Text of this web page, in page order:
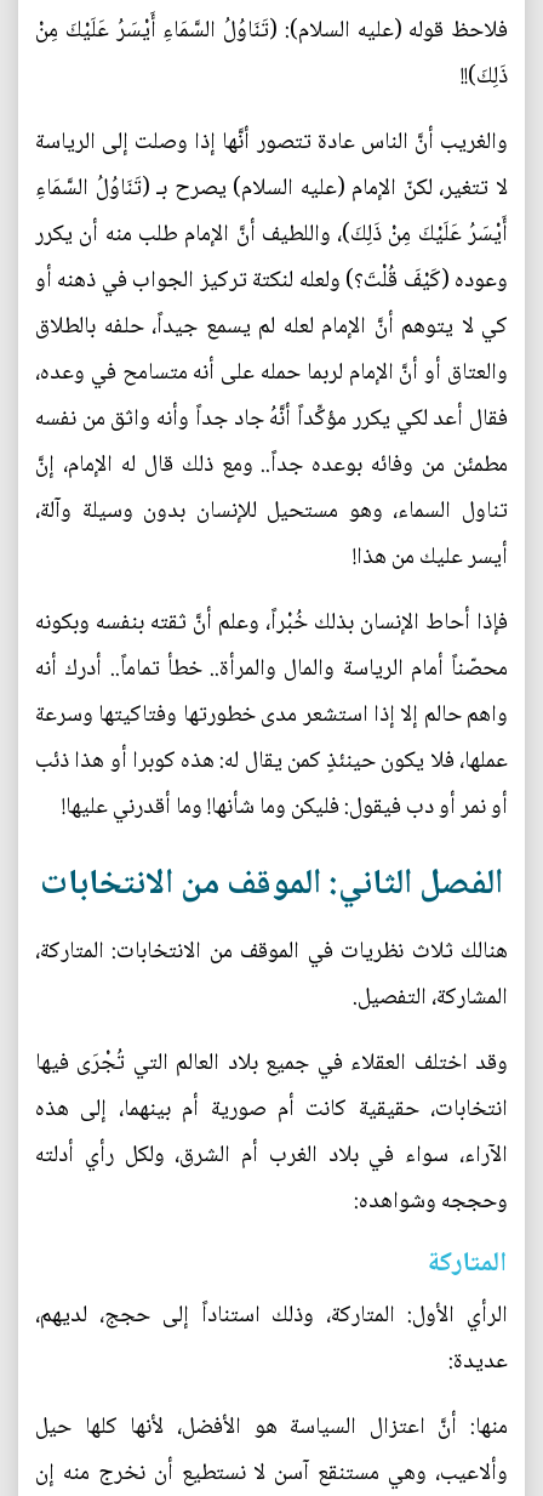
فلاحظ قوله (عليه السلام): (تَنَاوُلُ السَّمَاءِ أَيْسَرُ عَلَيْكَ مِنْ
ذَلِكَ)!!
والغريب أنَّ الناس عادة تتصور أنَّها إذا وصلت إلى الرياسة
لا تتغير، لكنّ الإمام (عليه السلام) يصرح بـ (تَنَاوُلُ السَّمَاءِ
أَيْسَرُ عَلَيْكَ مِنْ ذَلِكَ)، واللطيف أنَّ الإمام طلب منه أن يكرر
وعوده (كَيْفَ قُلْتَ؟) ولعله لنكتة تركيز الجواب في ذهنه أو
كي لا يتوهم أنَّ الإمام لعله لم يسمع جيداً، حلفه بالطلاق
والعتاق أو أنَّ الإمام لربما حمله على أنه متسامح في وعده،
فقال أعد لكي يكرر مؤكِّداً أنَّهُ جاد جداً وأنه واثق من نفسه
مطمئن من وفائه بوعده جداً.. ومع ذلك قال له الإمام، إنَّ
تناول السماء، وهو مستحيل للإنسان بدون وسيلة وآلة،
أيسر عليك من هذا!
فإذا أحاط الإنسان بذلك خُبْراً، وعلم أنَّ ثقته بنفسه وبكونه
محصّناً أمام الرياسة والمال والمرأة.. خطأ تماماً.. أدرك أنه
واهم حالم إلا إذا استشعر مدى خطورتها وفتاكيتها وسرعة
عملها، فلا يكون حينئذٍ كمن يقال له: هذه كوبرا أو هذا ذئب
أو نمر أو دب فيقول: فليكن وما شأنها! وما أقدرني عليها!
الفصل الثاني: الموقف من الانتخابات
هنالك ثلاث نظريات في الموقف من الانتخابات: المتاركة،
المشاركة، التفصيل.
وقد اختلف العقلاء في جميع بلاد العالم التي تُجْرَى فيها
انتخابات، حقيقية كانت أم صورية أم بينهما، إلى هذه
الآراء، سواء في بلاد الغرب أم الشرق، ولكل رأي أدلته
وحججه وشواهده:
المتاركة
الرأي الأول: المتاركة، وذلك استناداً إلى حجج، لديهم،
عديدة:
منها: أنَّ اعتزال السياسة هو الأفضل، لأنها كلها حيل
وألاعيب، وهي مستنقع آسن لا نستطيع أن نخرج منه إن